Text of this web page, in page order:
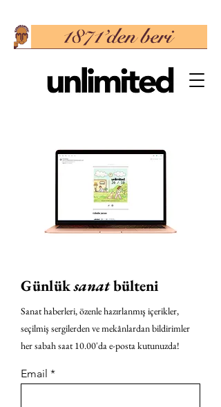
Günlüksanatbülteni
Sanat haberleri, özenle hazırlanmış içerikler,
seçilmiş sergilerden ve mekânlardan bildirimler
her sabah saat 10.00'da e-posta kutunuzda!
Email